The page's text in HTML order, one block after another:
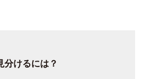
分けるには？